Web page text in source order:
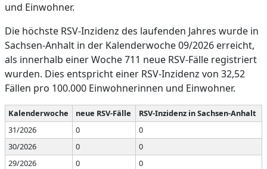
und Einwohner.
Die höchste RSV-Inzidenz des laufenden Jahres wurde in
Sachsen-Anhalt in der Kalenderwoche 09/2026 erreicht,
als innerhalb einer Woche 711 neue RSV-Fälle registriert
wurden. Dies entspricht einer RSV-Inzidenz von 32,52
Fällen pro 100.000 Einwohnerinnen und Einwohner.
Kalenderwoche neue RSV-Fälle
RSV-Inzidenz in Sachsen-Anhalt
31/2026
0
0
30/2026
0
0
29/2026
0
0